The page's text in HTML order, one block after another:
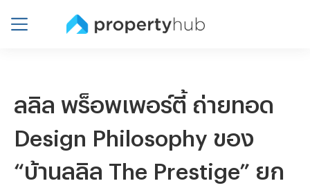
ลลิล พร็อพเพอร์ตี้ ถ่ายทอด
Design Philosophy ของ
“บ้านลลิล The Prestige” ยก